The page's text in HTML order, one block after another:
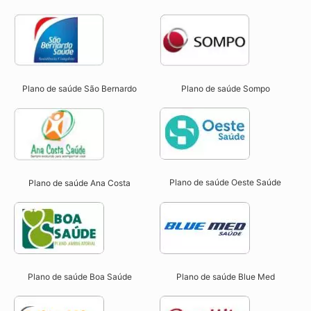
Plano de saúde São Bernardo Plano de saúde Sompo
Plano de saúde Ana Costa Plano de saúde Oeste Saúde
Plano de saúde Boa Saúde Plano de saúde Blue Med